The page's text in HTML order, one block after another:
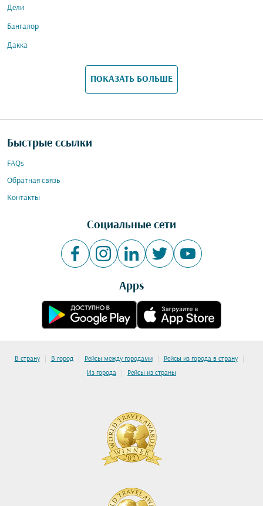
Дели
Бангалор
Дакка
ПОКАЗАТЬ БОЛЬШЕ
Быстрые ссылки
FAQs
Обратная связь
Контакты
Социальные сети
Apps
В страну | В город | Рейсы между городами | Рейсы из города в страну |
Из города | Рейсы из страны